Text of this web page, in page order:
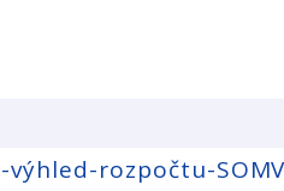
rozpočtu-